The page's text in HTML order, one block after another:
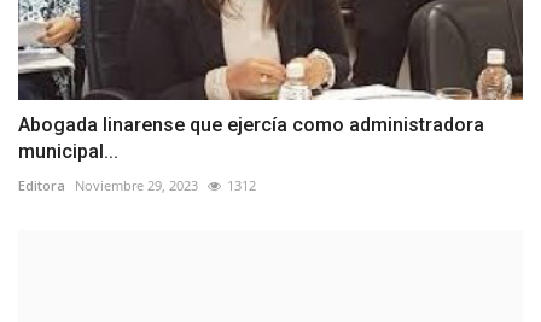
Abogada linarense que ejercía como administradora
municipal...
Editora Noviembre 29, 2023 1312